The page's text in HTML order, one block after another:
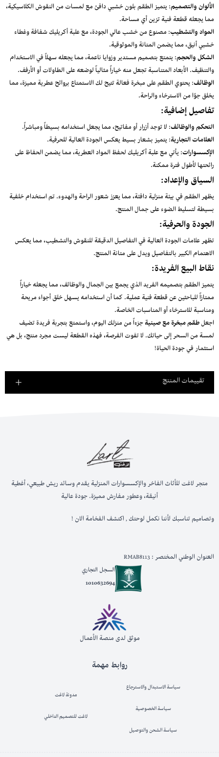
الألوان والتصميم: يتميز الطقم بلون خشبي دافئ مع لمسات من النقوش الكلاسيكية،
مما يجعله قطعة فنية تزين أي مساحة.
المواد والتشطيب: مصنوع من خشب عالي الجودة، مع علبة أكريليك شفافة وغطاء
خشبي أنيق، مما يضمن المتانة والموثوقية.
الشكل والحجم: يتمتع بتصميم مستدير وزوايا ناعمة، مما يجعله سهلاً في الاستخدام
والتنظيف. الأبعاد المتناسبة تجعل منه خياراً مثالياً لوضعه على الطاولات أو الأرفف.
الوظائف: يحتوي الطقم على مبخرة فعالة تتيح لك الاستمتاع بروائح عطرية مميزة، مما
يخلق جوًا من الاسترخاء والراحة.
تفاصيل إضافية:
التحكم والوظائف: لا توجد أزرار أو مفاتيح، مما يجعل استخدامه بسيطاً ومباشراً.
العلامات التجارية: يتميز بشعار بسيط يعكس الجودة العالية للحرفية.
الإكسسوارات: يأتي مع علبة أكريليك لحفظ المواد العطرية، مما يضمن الحفاظ على
رائحتها لأطول فترة ممكنة.
السياق والإعداد:
يظهر الطقم في بيئة منزلية دافئة، مما يعزز شعور الراحة والهدوء. تم استخدام خلفية
بسيطة لتسليط الضوء على جمال المنتج.
الجودة والحرفية:
تظهر علامات الجودة العالية في التفاصيل الدقيقة للنقوش والتشطيب، مما يعكس
الاهتمام الكبير بالتفاصيل ويدل على متانة المنتج.
نقاط البيع الفريدة:
يتميز الطقم بتصميمه الفريد الذي يجمع بين الجمال والوظائف، مما يجعله خياراً
ممتازاً للباحثين عن قطعة فنية عملية. كما أن استخدامه يسهل خلق أجواء مريحة
ومناسبة للاسترخاء أو المناسبات الخاصة.
اجعلطقم مبخرة مع صينيةجزءاً من منزلك اليوم، واستمتع بتجربة فريدة تضيف
لمسة من السحر إلى حياتك. لا تفوت الفرصة، فهذه القطعة ليست مجرد منتج، بل هي
استثمار في جودة الحياة!
تقييمات المنتج
روابط مهمة
سياسة الاستبدال والاسترجاع
سياسة الخصوصية
سياسة الشحن والتوصيل
مدونة لاغت
لاغت للتصميم الداخلي
متجر لاغت للأثاث الفاخر والإكسسوارات المنزلية يقدم وسائد ريش طبيعي، أغطية
أنيقة، وعطور مفارش مميزة. جودة عالية
وتصاميم تناسبك لأننا نكمل لوحتك , اكتشف الفخامة الان !
العنوان الوطني المختصر : RMAB8113
السجل التجاري
1010632694
موثق لدى منصة الأعمال